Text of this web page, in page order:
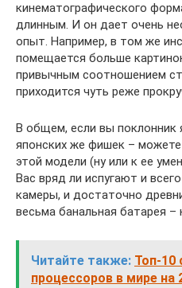
кинематографического
длинным. И он дает очень
опыт. Например, в том же
помещается больше
привычным соотношением
приходится чуть реже
В общем, если вы поклонник
японских же фишек –
этой модели (ну или к ее
Вас вряд ли испугают и
камеры, и достаточно
весьма банальная батарея –
Читайте также: Топ-10
процессоров в мире на